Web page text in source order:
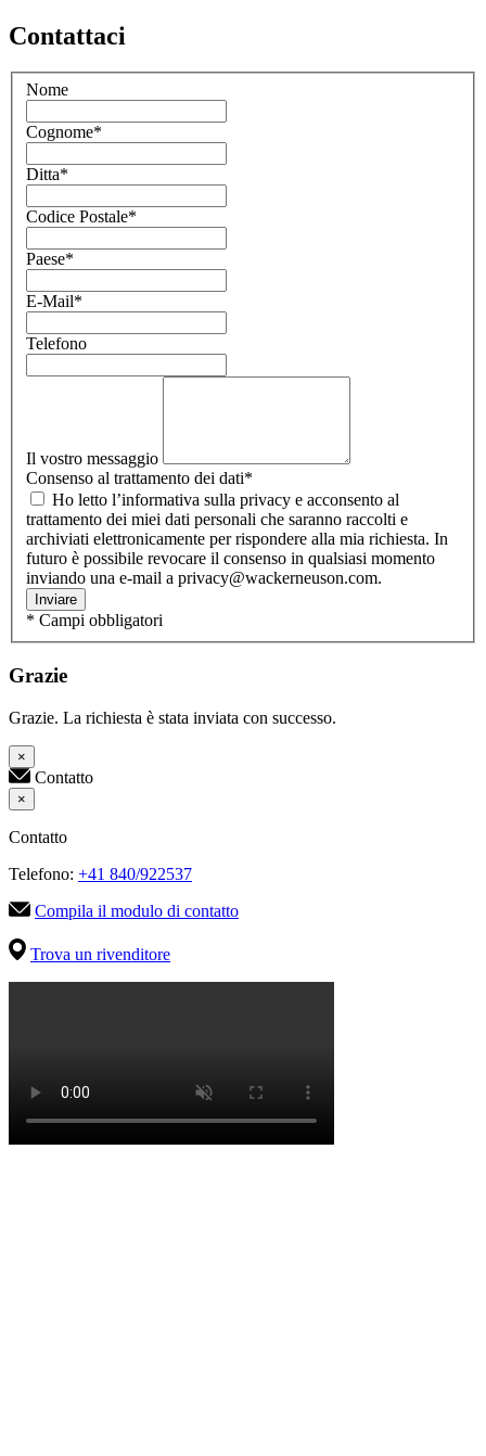
Contattaci
Nome
Cognome*
Ditta*
Codice Postale*
Paese*
E-Mail*
Telefono
Il vostro messaggio
Consenso al trattamento dei dati*
trattamento dei miei dati personali che saranno raccolti e
archiviati elettronicamente per rispondere alla mia richiesta. In
futuro è possibile revocare il consenso in qualsiasi momento
inviando una e-mail a privacy@wackerneuson.com.
Inviare
* Campi obbligatori
Grazie
Grazie. La richiesta è stata inviata con successo.
×
Contatto
×
Contatto
Telefono: +41 840/922537
Compila il modulo di contatto
Trova un rivenditore